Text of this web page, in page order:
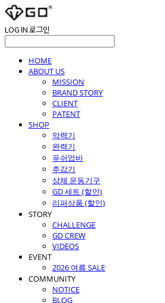
LOG IN로그인
HOME
ABOUT US
MISSION
BRAND STORY
CLIENT
PATENT
SHOP
악력기
완력기
푸쉬업바
추감기
상체 운동기구
GD 세트 (할인)
리퍼상품 (할인)
STORY
CHALLENGE
GD CREW
VIDEOS
EVENT
2026 여름 SALE
COMMUNITY
NOTICE
BLOG